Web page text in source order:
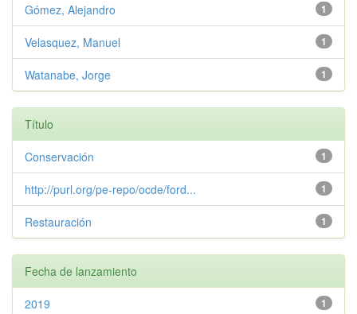
1
Gómez, Alejandro
1
Velasquez, Manuel
1
Watanabe, Jorge
Título
1
Conservación
1
http://purl.org/pe-repo/ocde/ford...
1
Restauración
Fecha de lanzamiento
1
2019